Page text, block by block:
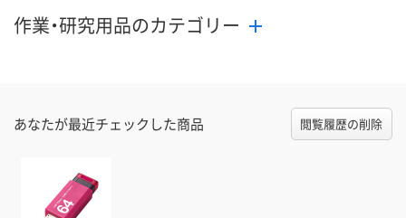
作業・研究用品のカテゴリー
あなたが最近チェックした商品 閲覧履歴の削除